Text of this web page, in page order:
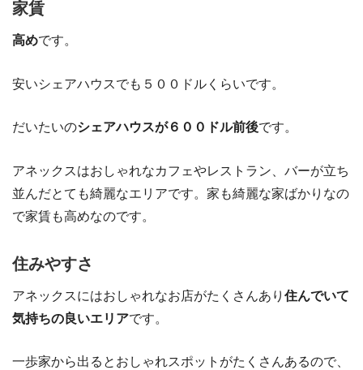
家賃
高めです。
安いシェアハウスでも５００ドルくらいです。
だいたいのシェアハウスが６００ドル前後です。
アネックスはおしゃれなカフェやレストラン、バーが立ち
並んだとても綺麗なエリアです。家も綺麗な家ばかりなの
で家賃も高めなのです。
住みやすさ
アネックスにはおしゃれなお店がたくさんあり 住んでいて
気持ちの良いエリアです。
一歩家から出るとおしゃれスポットがたくさんあるので、